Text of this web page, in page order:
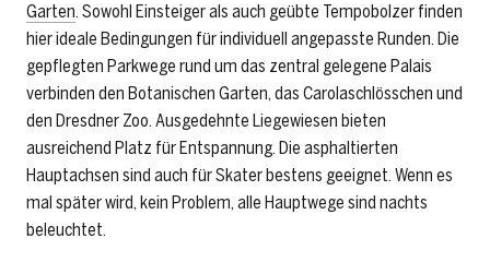
Garten. Sowohl Einsteiger als auch geübte Tempobolzer finden
hier ideale Bedingungen für individuell angepasste Runden. Die
gepflegten Parkwege rund um das zentral gelegene Palais
verbinden den Botanischen Garten, das Carolaschlösschen und
den Dresdner Zoo. Ausgedehnte Liegewiesen bieten
ausreichend Platz für Entspannung. Die asphaltierten
Hauptachsen sind auch für Skater bestens geeignet. Wenn es
mal später wird, kein Problem, alle Hauptwege sind nachts
beleuchtet.